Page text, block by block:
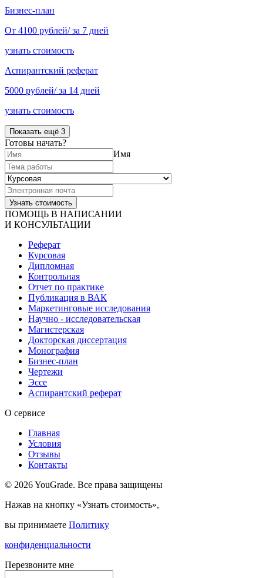
Бизнес-план
От 4100 рублей/ за 7 дней
узнать стоимость
Аспирантский реферат
5000 рублей/ за 14 дней
узнать стоимость
Показать ещё 3
Готовы начать?
Имя
ПОМОЩЬ В НАПИСАНИИ
И КОНСУЛЬТАЦИИ
Реферат
Курсовая
Дипломная
Контрольная
Отчет по практике
Публикация в ВАК
Маркетинговые исследования
Научно - исследовательская
Магистерская
Докторская диссертация
Монография
Бизнес-план
Чертежи
Эссе
Аспирантский реферат
О сервисе
Главная
Условия
Отзывы
Контакты
© 2026 YouGrade. Все права защищены
Нажав на кнопку «Узнать стоимость»,
вы принимаете Политику
конфиденциальности
Перезвоните мне